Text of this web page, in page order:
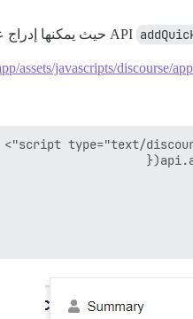
حيث يمكنها
assets/javascripts/discourse/